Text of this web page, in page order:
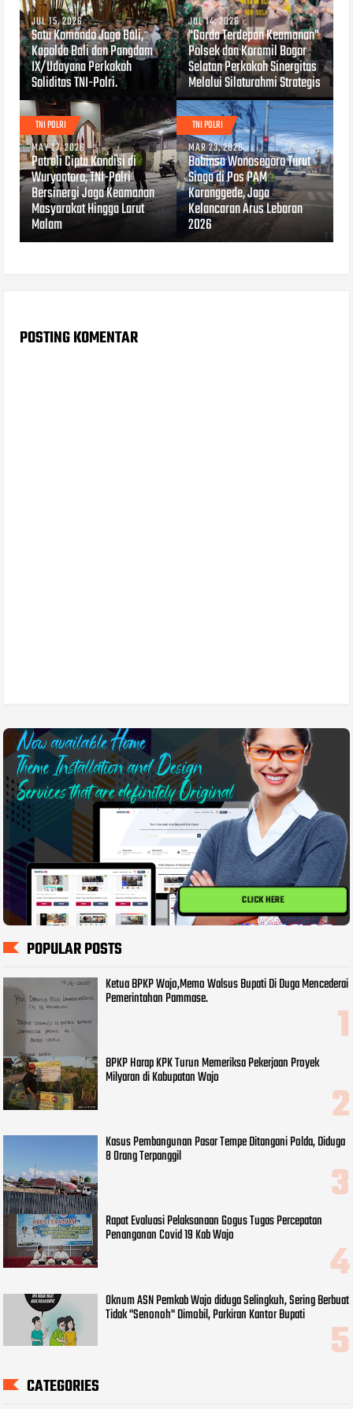
JUL 15, 2026
Satu Komando Jaga Bali,
Kapolda Bali dan Pangdam
IX/Udayana Perkokoh
Soliditas TNI-Polri.
JUL 14, 2026
"Garda Terdepan Keamanan"
Polsek dan Koramil Bogor
Selatan Perkokoh Sinergitas
Melalui Silaturahmi Strategis
TNI POLRI
MAY 27, 2026
Patroli Cipta Kondisi di
Wuryantoro, TNI-Polri
Bersinergi Jaga Keamanan
Masyarakat Hingga Larut
Malam
TNI POLRI
MAR 23, 2026
Babinsa Wonosegoro Turut
Siaga di Pos PAM
Karanggede, Jaga
Kelancaran Arus Lebaran
2026
POSTING KOMENTAR
CLICK HERE
POPULAR POSTS
Ketua BPKP Wajo,Memo Walsus Bupati Di Duga Mencederai
Pemerintahan Pammase.
BPKP Harap KPK Turun Memeriksa Pekerjaan Proyek
Milyaran di Kabupatan Wajo
Kasus Pembangunan Pasar Tempe Ditangani Polda, Diduga
8 Orang Terpanggil
Rapat Evaluasi Pelaksanaan Gogus Tugas Percepatan
Penanganan Covid 19 Kab Wajo
Oknum ASN Pemkab Wajo diduga Selingkuh, Sering Berbuat
Tidak "Senonoh" Dimobil, Parkiran Kantor Bupati
CATEGORIES